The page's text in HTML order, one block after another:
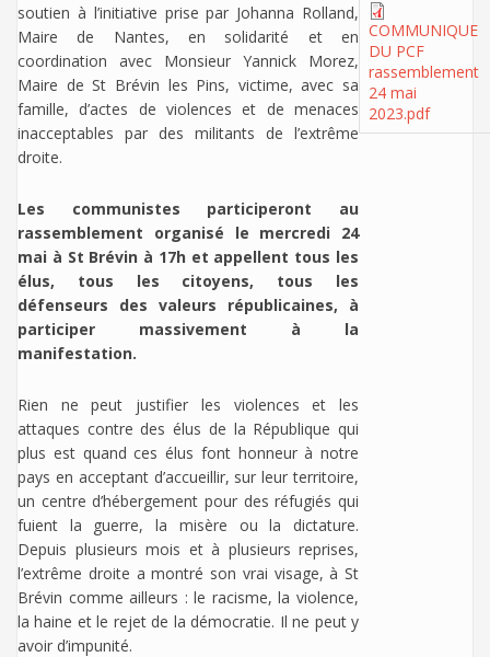
soutien à l’initiative prise par Johanna Rolland,
Maire de Nantes, en solidarité et en
coordination avec Monsieur Yannick Morez,
Maire de St Brévin les Pins, victime, avec sa
famille, d’actes de violences et de menaces
inacceptables par des militants de l’extrême
droite.
Les communistes participeront au
rassemblement organisé le mercredi 24
mai à St Brévin à 17h et appellent tous les
élus, tous les citoyens, tous les
défenseurs des valeurs républicaines, à
participer massivement à la
manifestation.
Rien ne peut justifier les violences et les
attaques contre des élus de la République qui
plus est quand ces élus font honneur à notre
pays en acceptant d’accueillir, sur leur territoire,
un centre d’hébergement pour des réfugiés qui
fuient la guerre, la misère ou la dictature.
Depuis plusieurs mois et à plusieurs reprises,
l’extrême droite a montré son vrai visage, à St
Brévin comme ailleurs : le racisme, la violence,
la haine et le rejet de la démocratie. Il ne peut y
avoir d’impunité.
COMMUNIQUE
DU PCF
rassemblement
24 mai
2023.pdf